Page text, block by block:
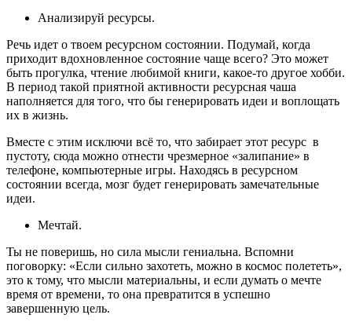
Анализируй ресурсы.
Речь идет о твоем ресурсном состоянии. Подумай, когда
приходит вдохновленное состояние чаще всего? Это может
быть прогулка, чтение любимой книги, какое-то другое хобби.
В период такой приятной активности ресурсная чаша
наполняется для того, что бы генерировать идеи и воплощать
их в жизнь.
Вместе с этим исключи всё то, что забирает этот ресурс в
пустоту, сюда можно отнести чрезмерное «залипание» в
телефоне, компьютерные игры. Находясь в ресурсном
состоянии всегда, мозг будет генерировать замечательные
идеи.
Мечтай.
Ты не поверишь, но сила мысли гениальна. Вспомни
поговорку: «Если сильно захотеть, можно в космос полететь»,
это к тому, что мысли материальны, и если думать о мечте
время от времени, то она превратится в успешно
завершенную цель.